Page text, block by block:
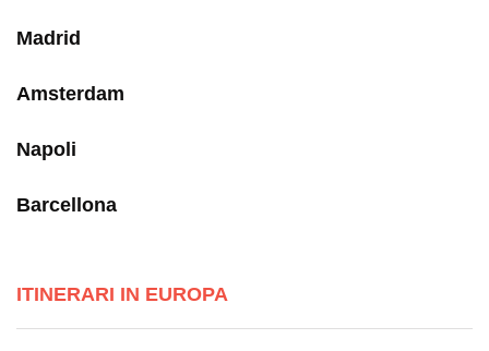
Madrid
Amsterdam
Napoli
Barcellona
ITINERARI IN EUROPA